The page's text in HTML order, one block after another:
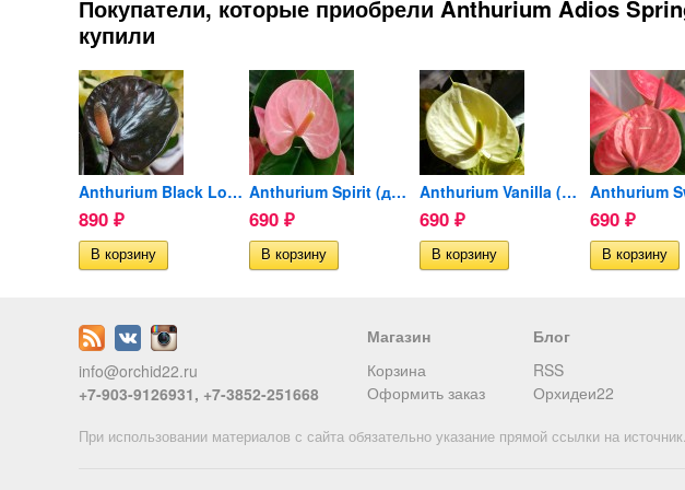
Покупатели, которые приобрели Anthurium Adios
купили
Anthurium Black Love...
890 ₽
Anthurium Spirit (деленка...
690 ₽
Anthurium Vanilla (деленка...
690 ₽ 690 ₽
info@orchid22.ru
+7-903-9126931, +7-3852-251668
Магазин
Корзина
Оформить заказ
Блог
RSS
Орхидеи22
При использовании материалов с сайта обязательно указание прямой ссылки на источник.